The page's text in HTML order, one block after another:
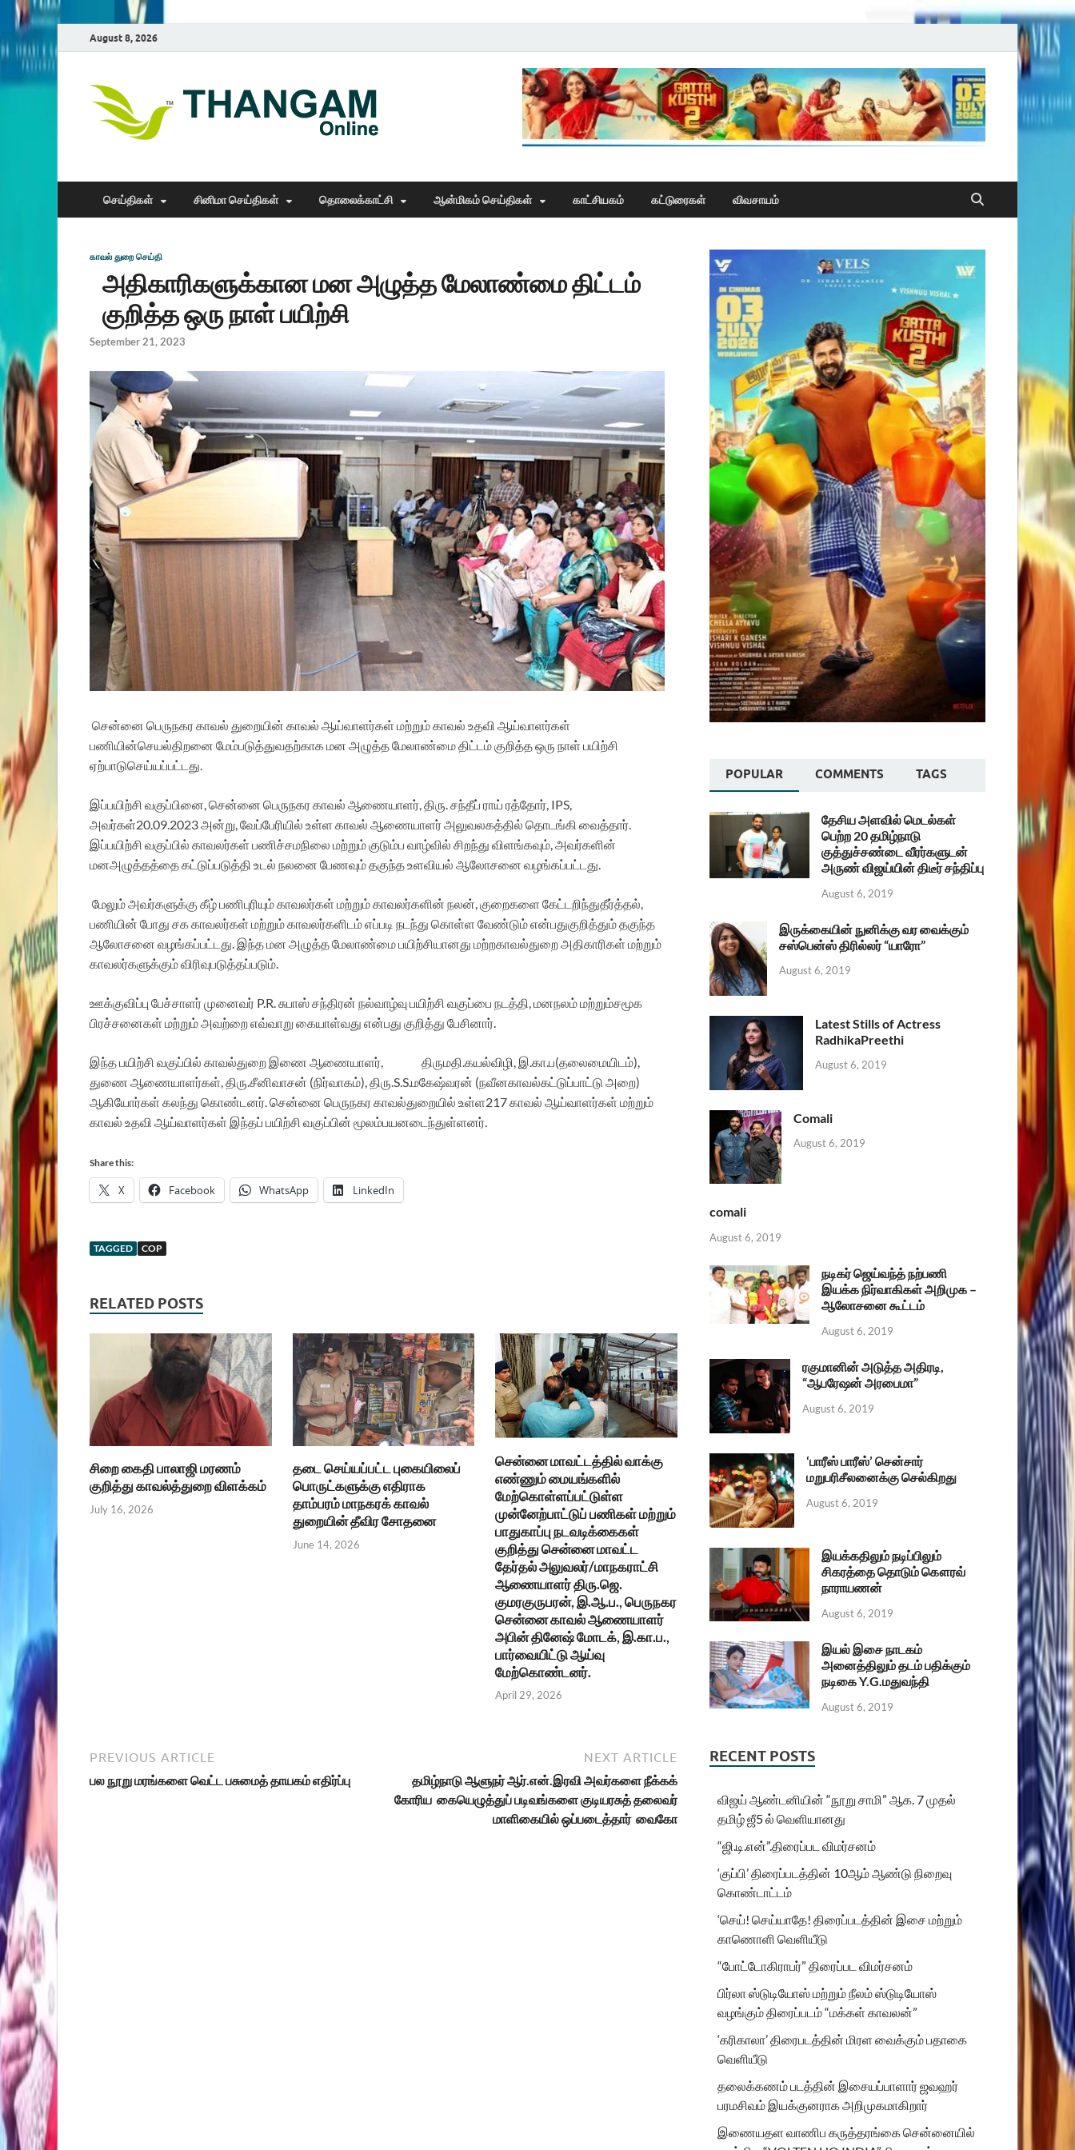
August 8, 2026
Thangam Online
செய்திகள் சினிமா செய்திகள் தொலைக்காட்சி ஆன்மிகம் செய்திகள் காட்சியகம் கட்டுரைகள் விவசாயம்
காவல் துறை செய்தி
அதிகாரிகளுக்கான மன அழுத்த மேலாண்மை திட்டம்
குறித்த ஒரு நாள் பயிற்சி
September 21, 2023
சென்னை பெருநகரகாவல் துறையின் காவல் ஆய்வாளர்கள் மற்றும்காவல் உதவி ஆய்வாளர்கள்
பணியின்செயல்திறனை மேம்படுத்துவதற்காகமன அழுத்தமேலாண்மைதிட்டம்குறித்தஒரு நாள் பயிற்சி
ஏற்பாடுசெய்யப்பட்டது.
இப்பயிற்சி வகுப்பினை,சென்னை பெருநகரகாவல் ஆணையாளர்,திரு.சந்தீப் ராய் ரத்தோர், IPS,
அவர்கள்20.09.2023அன்று,வேப்பேரியில் உள்ள காவல் ஆணையாளர்அலுவலகத்தில் தொடங்கி வைத்தார்.
இப்பயிற்சி வகுப்பில் காவலர்கள் பணிச்சமநிலை மற்றும்குடும்ப வாழ்வில் சிறந்து விளங்கவும்,அவர்களின்
மனஅழுத்தத்தைகட்டுப்படுத்தி உடல் நலனை பேணவும்தகுந்தஉளவியல் ஆலோசனை வழங்கப்பட்டது.
மேலும்அவர்களுக்கு கீழ்பணிபுரியும்காவலர்கள் மற்றும்காவலர்களின் நலன்,குறைகளை கேட்டறிந்துதீர்த்தல்,
பணியின் போது சககாவலர்கள் மற்றும்காவலர்களிடம்எப்படி நடந்து கொள்ள வேண்டும்என்பதுகுறித்தும்தகுந்த
ஆலோசனை வழங்கப்பட்டது. இந்தமன அழுத்தமேலாண்மைபயிற்சியானது மற்றகாவல்துறைஅதிகாரிகள் மற்றும்
காவலர்களுக்கும்விரிவுபடுத்தப்படும்.
ஊக்குவிப்பு பேச்சாளர்முனைவர் P.R.சுபாஸ்சந்திரன் நல்வாழ்வு பயிற்சி வகுப்பை நடத்தி,மனநலம்மற்றும்சமூக
பிரச்சனைகள் மற்றும்அவற்றைஎவ்வாறு கையாள்வது என்பது குறித்து பேசினார்.
இந்தபயிற்சி வகுப்பில் காவல்துறை இணை ஆணையாளர், திருமதி.கயல்விழி, இ.கா.ப(தலைமையிடம்),
துணை ஆணையாளர்கள்,திரு.சீனிவாசன் (நிர்வாகம்),திரு.S.S.மகேஷ்வரன் (நவீனகாவல்கட்டுப்பாட்டு அறை)
ஆகியோர்கள் கலந்து கொண்டனர்.சென்னை பெருநகரகாவல்துறையில் உள்ள217காவல் ஆய்வாளர்கள் மற்றும்
காவல் உதவி ஆய்வாளர்கள் இந்தப் பயிற்சி வகுப்பின் மூலம்பயனடைந்துள்ளனர்.
Share this:
X Facebook WhatsApp LinkedIn
TAGGED COP
RELATED POSTS
சிறை கைதி பாலாஜி மரணம்
குறித்து காவல்த்துறை விளக்கம்
July 16, 2026
தடை செய்யப்பட்ட புகையிலைப்
பொருட்களுக்கு எதிராக
தாம்பரம் மாநகரக் காவல்
துறையின் தீவிர சோதனை
June 14, 2026
சென்னை மாவட்டத்தில் வாக்கு
எண்ணும் மையங்களில்
மேற்கொள்ளப்பட்டுள்ள
முன்னேற்பாட்டுப் பணிகள் மற்றும்
பாதுகாப்பு நடவடிக்கைகள்
குறித்து சென்னை மாவட்ட
தேர்தல் அலுவலர்/மாநகராட்சி
ஆணையாளர் திரு.ஜெ.
குமரகுருபரன், இ.ஆ.ப., பெருநகர
சென்னை காவல் ஆணையாளர்
அபின் தினேஷ் மோடக், இ.கா.ப.,
பார்வையிட்டு ஆய்வு
மேற்கொண்டனர்.
April 29, 2026
PREVIOUS ARTICLE
பல நூறு மரங்களை வெட்ட பசுமைத் தாயகம் எதிர்ப்பு
NEXT ARTICLE
தமிழ்நாடு ஆளுநர் ஆர்.என்.இரவி அவர்களை நீக்கக்
கோரிய கையெழுத்துப் படிவங்களை குடியரசுத் தலைவர்
மாளிகையில் ஒப்படைத்தார் வைகோ
POPULAR COMMENTS TAGS
தேசிய அளவில் மெடல்கள்
பெற்ற 20 தமிழ்நாடு
குத்துச்சண்டை வீரர்களுடன்
அருண் விஜய்யின் திடீர் சந்திப்பு
August 6, 2019
இருக்கையின் நுனிக்கு வர வைக்கும்
சஸ்பென்ஸ் திரில்லர் “யாரோ”
August 6, 2019
Latest Stills of Actress
RadhikaPreethi
August 6, 2019
Comali
August 6, 2019
comali
August 6, 2019
நடிகர் ஜெய்வந்த் நற்பணி
இயக்க நிர்வாகிகள் அறிமுக –
ஆலோசனை கூட்டம்
August 6, 2019
ரகுமானின் அடுத்த அதிரடி,
“ஆபரேஷன் அரபைமா”
August 6, 2019
‘பாரீஸ் பாரீஸ்’ சென்சார்
மறுபரிசீலனைக்கு செல்கிறது
August 6, 2019
இயக்கதிலும் நடிப்பிலும்
சிகரத்தை தொடும் கௌரவ்
நாராயணன்
August 6, 2019
இயல் இசை நாடகம்
அனைத்திலும் தடம் பதிக்கும்
நடிகை Y.G.மதுவந்தி
August 6, 2019
RECENT POSTS
விஜய் ஆண்டனியின் “நூறு சாமி” ஆக. 7 முதல்
தமிழ் ஜீ5 ல் வெளியானது
“ஜி.டி.என்”.திரைப்பட விமர்சனம்
‘குப்பி’ திரைப்படத்தின் 10ஆம் ஆண்டு நிறைவு
கொண்டாட்டம்
‘செய்! செய்யாதே! திரைப்படத்தின் இசை மற்றும்
காணொளி வெளியீடு
“போட்டோகிராபர்” திரைப்பட விமர்சனம்
பிர்லா ஸ்டுடியோஸ் மற்றும் நீலம் ஸ்டுடியோஸ்
வழங்கும் திரைப்படம் “மக்கள் காவலன்”
‘கரிகாலா’ திரைபடத்தின் மிரள வைக்கும் பதாகை
வெளியீடு
தலைக்கணம் படத்தின் இசையப்பாளார் ஜவஹர்
பரமசிவம் இயக்குனராக அறிமுகமாகிறார்
இணையதள வாணிப கருத்தரங்கை சென்னையில்